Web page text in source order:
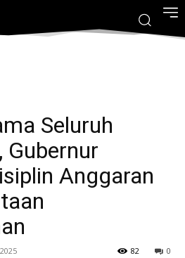
Seluruh
Gubernur
Anggaran
0
82